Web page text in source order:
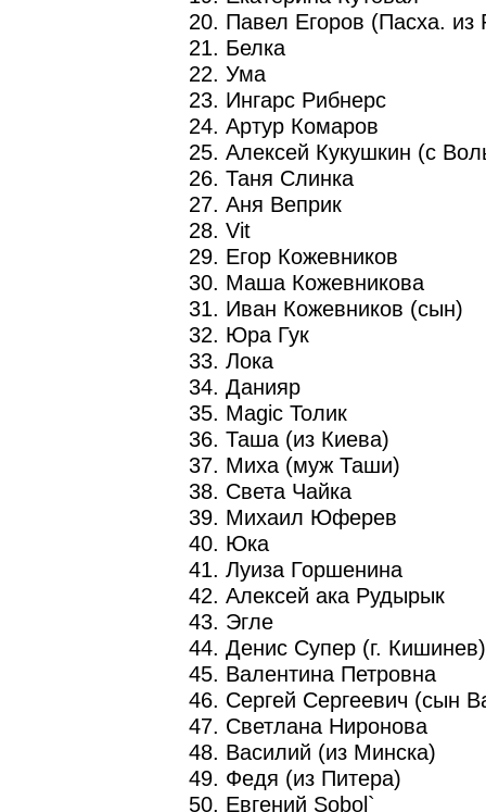
20. Павел Егоров (Пасха. из
21. Белка
22. Ума
23. Ингарс Рибнерс
24. Артур Комаров
25. Алексей Кукушкин (с
26. Таня Слинка
27. Аня Веприк
28. Vit
29. Егор Кожевников
30. Маша Кожевникова
31. Иван Кожевников (сын)
32. Юра Гук
33. Лока
34. Данияр
35. Magic Толик
36. Таша (из Киева)
37. Миха (муж Таши)
38. Света Чайка
39. Михаил Юферев
40. Юка
41. Луиза Горшенина
42. Алексей ака Рудырык
43. Эгле
44. Денис Супер (г. Кишинев)
45. Валентина Петровна
46. Сергей Сергеевич (сын
47. Светлана Ниронова
48. Василий (из Минска)
49. Федя (из Питера)
50. Евгений Sobol`